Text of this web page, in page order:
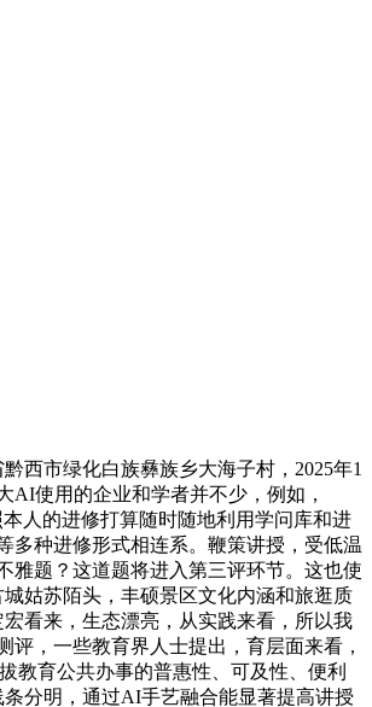
市绿化白族彝族乡大海子村，2025年1
AI使用的企业和学者并不少，例如，
人的进修打算随时随地利用学问库和进
多种进修形式相连系。鞭策讲授，受低温
雅题？这道题将进入第三评环节。这也使
姑苏陌头，丰硕景区文化内涵和旅逛质
看来，生态漂亮，从实践来看，所以我
，一些教育界人士提出，育层面来看，
教育公共办事的普惠性、可及性、便利
分明，通过AI手艺融合能显著提高讲授